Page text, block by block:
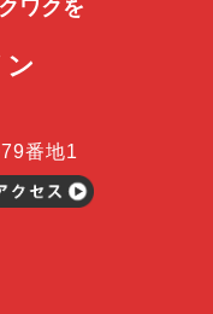
ワクを
番地1